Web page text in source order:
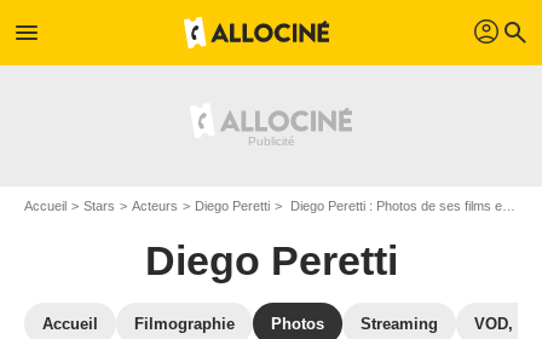
menu profil search
Accueil Stars Acteurs Diego Peretti Diego Peretti : Photos de ses films et séries
Diego Peretti
Accueil Filmographie Photos Streaming VOD,